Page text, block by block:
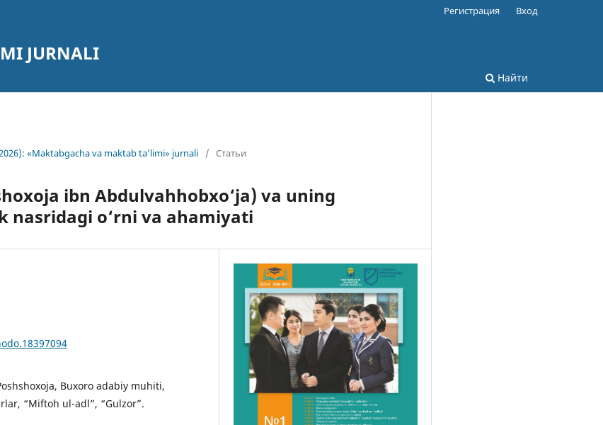
JURNALI
Найти
Регистрация Вход
«Maktabgacha va maktab ta’limi» jurnali / Статьи
ibn Abdulvahhobxo‘ja) va uning
nasridagi o‘rni va ahamiyati
Buxoro adabiy muhiti,
“Miftoh ul-adl”, “Gulzor”.